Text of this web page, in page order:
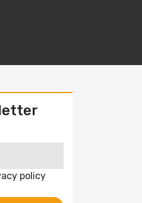
policy